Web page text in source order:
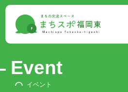
●トップページ
Top
●まちスポについて
-まちスポについて
-フロア案内
Event
イベント